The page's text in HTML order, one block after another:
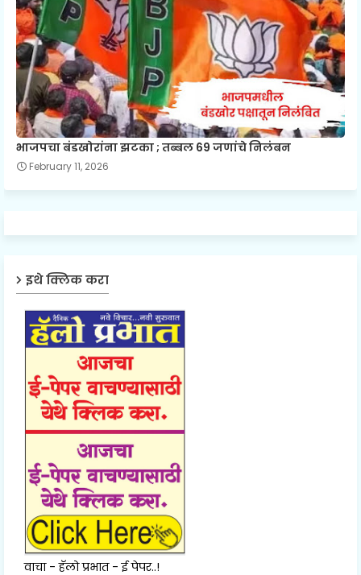
भाजपचा बंडखोरांना झटका ; तब्बल 69 जणांचे निलंबन
February 11, 2026
इथे क्लिक करा
वाचा - हॅलो प्रभात - ई पेपर..!